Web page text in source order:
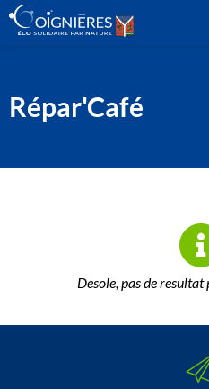
Répar'Café
Desole, pas de